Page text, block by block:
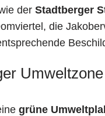
der Stadtberger
die
grüne